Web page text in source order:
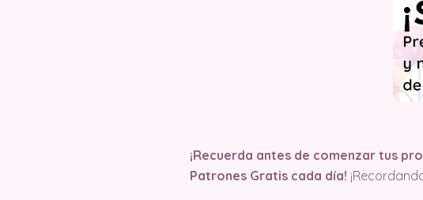
¡Recuerda antes de comenzar tus
Patrones Gratis cada día!